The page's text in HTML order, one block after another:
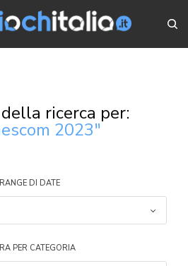
ricerca per:
2023"
RANGE DI DATE
PER CATEGORIA